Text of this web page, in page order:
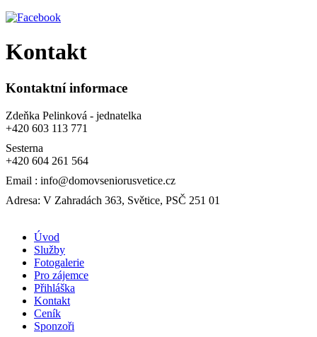
Kontakt
Kontaktní informace
Zdeňka Pelinková - jednatelka
+420 603 113 771
Sesterna
+420 604 261 564
Email : info@domovseniorusvetice.cz
Adresa: V Zahradách 363, Světice, PSČ 251 01
Úvod
Služby
Fotogalerie
Pro zájemce
Přihláška
Kontakt
Ceník
Sponzoři